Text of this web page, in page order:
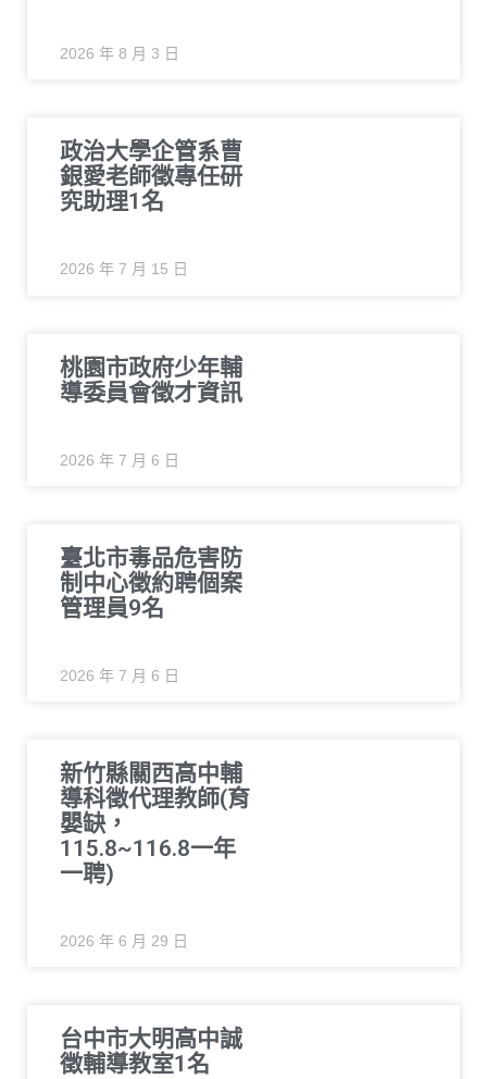
2026 年 8 月 3 日
政治大學企管系曹
銀愛老師徵專任研
究助理1名
2026 年 7 月 15 日
桃園市政府少年輔
導委員會徵才資訊
2026 年 7 月 6 日
臺北市毒品危害防
制中心徵約聘個案
管理員9名
2026 年 7 月 6 日
新竹縣關西高中輔
導科徵代理教師(育
嬰缺，
115.8~116.8一年
一聘)
2026 年 6 月 29 日
台中市大明高中誠
徵輔導教室1名